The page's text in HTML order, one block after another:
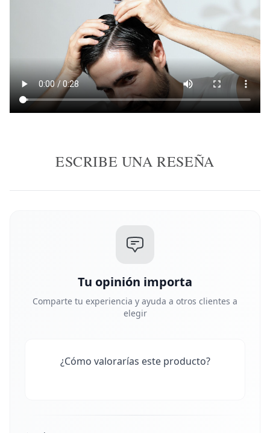
ESCRIBE UNA RESEÑA
Tu opinión importa
Comparte tu experiencia y ayuda a otros clientes a
elegir
¿Cómo valorarías este producto?